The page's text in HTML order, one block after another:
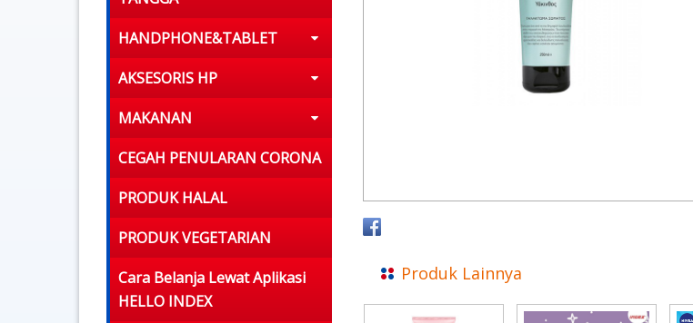
HANDPHONE&TABLET
AKSESORIS HP
MAKANAN
CEGAH PENULARAN CORONA
PRODUK HALAL
PRODUK VEGETARIAN
Cara Belanja Lewat Aplikasi
HELLO INDEX
Produk Lainnya